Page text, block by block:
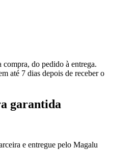
compra, do pedido à entrega.
até 7 dias depois de receber o
garantida
e entregue pelo Magalu